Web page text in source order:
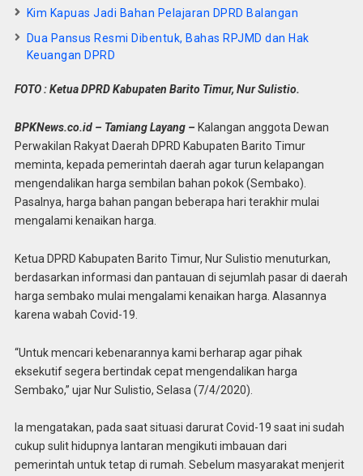
Kim Kapuas Jadi Bahan Pelajaran DPRD Balangan
Dua Pansus Resmi Dibentuk, Bahas RPJMD dan Hak
Keuangan DPRD
FOTO : Ketua DPRD Kabupaten Barito Timur, Nur Sulistio.
BPKNews.co.id – Tamiang Layang – Kalangan anggota Dewan
Perwakilan Rakyat Daerah DPRD Kabupaten Barito Timur
meminta, kepada pemerintah daerah agar turun kelapangan
mengendalikan harga sembilan bahan pokok (Sembako).
Pasalnya, harga bahan pangan beberapa hari terakhir mulai
mengalami kenaikan harga.
Ketua DPRD Kabupaten Barito Timur, Nur Sulistio menuturkan,
berdasarkan informasi dan pantauan di sejumlah pasar di daerah
harga sembako mulai mengalami kenaikan harga. Alasannya
karena wabah Covid-19.
“Untuk mencari kebenarannya kami berharap agar pihak
eksekutif segera bertindak cepat mengendalikan harga
Sembako,” ujar Nur Sulistio, Selasa (7/4/2020).
Ia mengatakan, pada saat situasi darurat Covid-19 saat ini sudah
cukup sulit hidupnya lantaran mengikuti imbauan dari
pemerintah untuk tetap di rumah. Sebelum masyarakat menjerit